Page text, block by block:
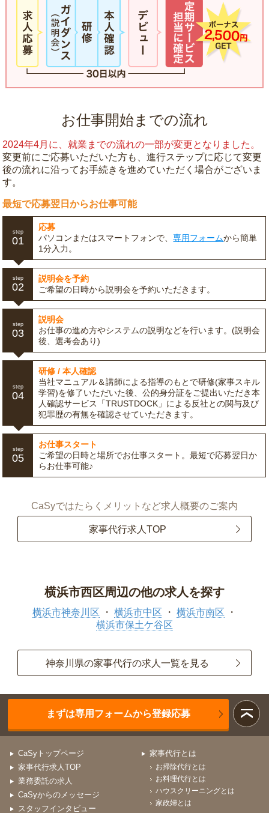
お仕事開始までの流れ
2024年4月に、就業までの流れの一部が変更となりました。
変更前にご応募いただいた方も、進行ステップに応じて変更
後の流れに沿ってお手続きを進めていただく場合がございま
す。
最短で応募翌日からお仕事可能
step
01
応募
パソコンまたはスマートフォンで、専用フォームから簡単
1分入力。
step
02
説明会を予約
ご希望の日時から説明会を予約いただきます。
step
03
説明会
お仕事の進め方やシステムの説明などを行います。(説明会
後、選考会あり)
step
04
研修 / 本人確認
当社マニュアル＆講師による指導のもとで研修(家事スキル
学習)を修了いただいた後、公的身分証をご提出いただき本
人確認サービス「TRUSTDOCK」による反社との関与及び
犯罪歴の有無を確認させていただきます。
step
05
お仕事スタート
ご希望の日時と場所でお仕事スタート。最短で応募翌日か
らお仕事可能♪
CaSyではたらくメリットなど求人概要のご案内
家事代行求人TOP
横浜市西区周辺の他の求人を探す
横浜市神奈川区 横浜市中区
横浜市南区
横浜市保土ケ谷区
神奈川県の家事代行の求人一覧を見る
まずは専用フォームから登録応募
CaSyトップページ
家事代行求人TOP
業務委託の求人
CaSyからのメッセージ
スタッフインタビュー
家事代行とは
お掃除代行とは
お料理代行とは
ハウスクリーニングとは
家政婦とは